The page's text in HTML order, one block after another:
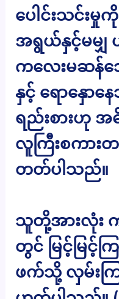
ပေါင်းသင်းမှု
အရွယ်နှင့်မမျှ
ကလေးမဆန်သ
နှင့် ရောနှော
ရည်းစားဟု
လူကြီးစကာ
တတ်ပါသည်။
သူတို့အားလုံး
တွင် မြင့်မြင့်
ဖက်သို့ လှမ်း